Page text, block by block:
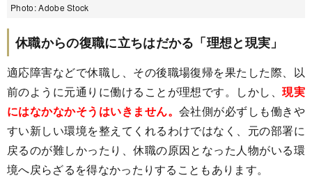
Photo: Adobe Stock
休職からの復職に立ちはだかる「理想と現実」
適応障害などで休職し、その後職場復帰を果たした際、以
前のように元通りに働けることが理想です。しかし、現実
にはなかなかそうはいきません。 会社側が必ずしも働きや
すい新しい環境を整えてくれるわけではなく、元の部署に
戻るのが難しかったり、休職の原因となった人物がいる環
境へ戻らざるを得なかったりすることもあります。